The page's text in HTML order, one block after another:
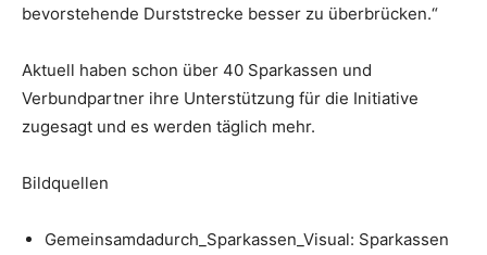
bevorstehende Durststrecke besser zu überbrücken.“
Aktuell haben schon über 40 Sparkassen und
Verbundpartner ihre Unterstützung für die Initiative
zugesagt und es werden täglich mehr.
Bildquellen
Gemeinsamdadurch_Sparkassen_Visual: Sparkassen